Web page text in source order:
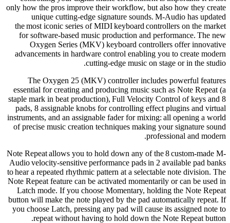
only how the pros improve their workflow, but also how they create
unique cutting-edge signature sounds. M-Audio has updated
the most iconic series of MIDI keyboard controllers on the market
for software-based music production and performance. The new
Oxygen Series (MKV) keyboard controllers offer innovative
advancements in hardware control enabling you to create modern
cutting-edge music on stage or in the studio.
The Oxygen 25 (MKV) controller includes powerful features
essential for creating and producing music such as Note Repeat (a
staple mark in beat production), Full Velocity Control of keys and 8
pads, 8 assignable knobs for controlling effect plugins and virtual
instruments, and an assignable fader for mixing: all opening a world
of precise music creation techniques making your signature sound
professional and modern.
Note Repeat allows you to hold down any of the 8 custom-made M-
Audio velocity-sensitive performance pads in 2 available pad banks
to hear a repeated rhythmic pattern at a selectable note division. The
Note Repeat feature can be activated momentarily or can be used in
Latch mode. If you choose Momentary, holding the Note Repeat
button will make the note played by the pad automatically repeat. If
you choose Latch, pressing any pad will cause its assigned note to
repeat without having to hold down the Note Repeat button.